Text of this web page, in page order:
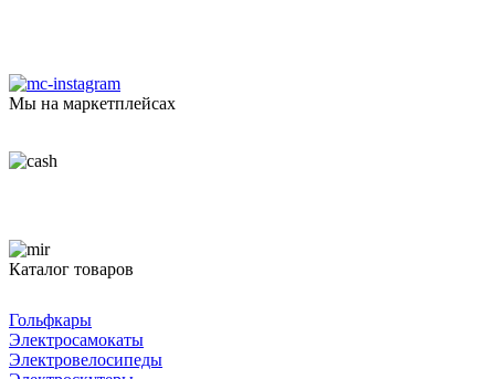
Мы на маркетплейсах
Каталог товаров
Гольфкары
Электросамокаты
Электровелосипеды